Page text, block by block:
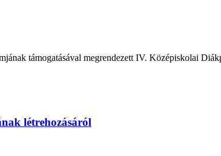
támogatásával megrendezett IV. Középiskolai
létrehozásáról